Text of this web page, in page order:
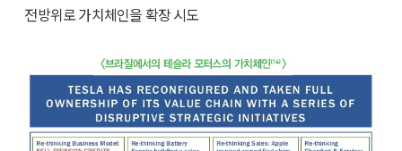
전방위로 가치체인을 확장 시도